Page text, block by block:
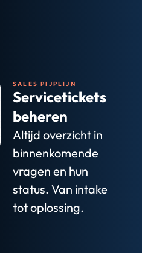
SALES PIJPLIJN
Servicetickets
beheren
Altijd overzicht in
binnenkomende
vragen en hun
status. Van intake
tot oplossing.